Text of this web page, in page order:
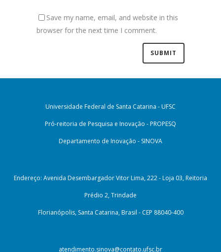
Save my name, email, and website in this
browser for the next time I comment.
Universidade Federal de Santa Catarina - UFSC
Pró-reitoria de Pesquisa e Inovação - PROPESQ
Departamento de Inovação - SINOVA
Endereço: Avenida Desembargador Vitor Lima, 222 - Loja 03, Reitoria
Prédio 2, Trindade
Florianópolis, Santa Catarina, Brasil - CEP 88040-400
atendimento.sinova@contato.ufsc.br